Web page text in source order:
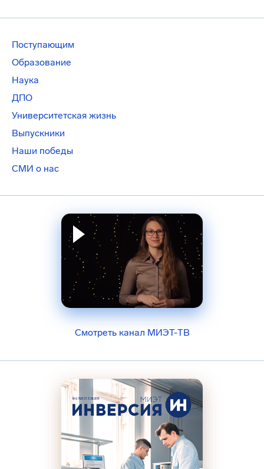
Поступающим
Образование
Наука
ДПО
Университетская жизнь
Выпускники
Наши победы
СМИ о нас
Смотреть канал МИЭТ-ТВ